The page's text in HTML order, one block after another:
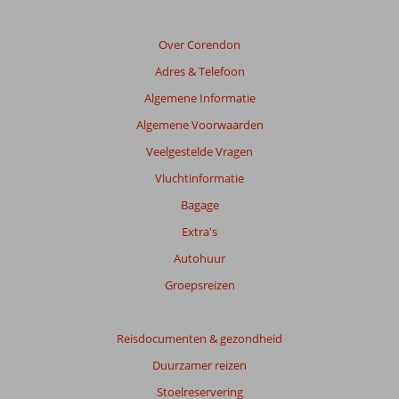
Over Corendon
Adres & Telefoon
Algemene Informatie
Algemene Voorwaarden
Veelgestelde Vragen
Vluchtinformatie
Bagage
Extra's
Autohuur
Groepsreizen
Reisdocumenten & gezondheid
Duurzamer reizen
Stoelreservering